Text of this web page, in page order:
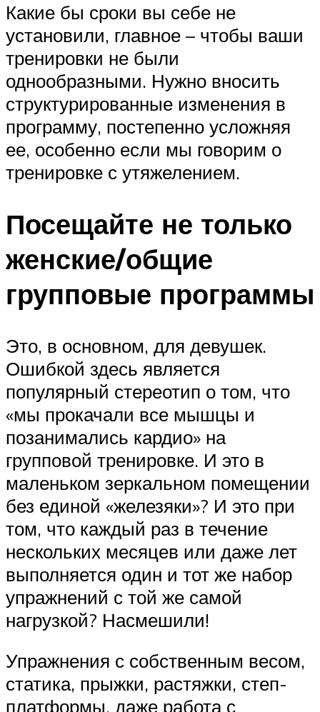
Какие бы сроки вы себе не
установили, главное – чтобы ваши
тренировки не были
однообразными. Нужно вносить
структурированные изменения в
программу, постепенно усложняя
ее, особенно если мы говорим о
тренировке с утяжелением.
Посещайте не только
женские/общие
групповые программы
Это, в основном, для девушек.
Ошибкой здесь является
популярный стереотип о том, что
«мы прокачали все мышцы и
позанимались кардио» на
групповой тренировке. И это в
маленьком зеркальном помещении
без единой «железяки»? И это при
том, что каждый раз в течение
нескольких месяцев или даже лет
выполняется один и тот же набор
упражнений с той же самой
нагрузкой? Насмешили!
Упражнения с собственным весом,
статика, прыжки, растяжки, степ-
платформы, даже работа с